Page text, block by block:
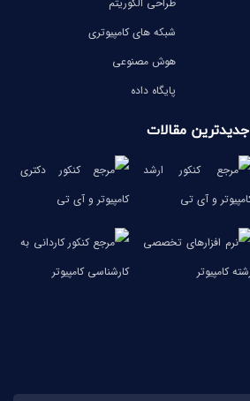
شبکه های کامپیوتری
هوش مصنوعی
پایگاه داده
جدیدترین مقالات